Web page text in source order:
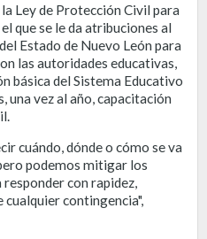
Ley de Protección Civil para
que se le da atribuciones al
Estado de Nuevo León para
las autoridades educativas,
básica del Sistema Educativo
una vez al año, capacitación
cuándo, dónde o cómo se va
podemos mitigar los
con rapidez,
contingencia",